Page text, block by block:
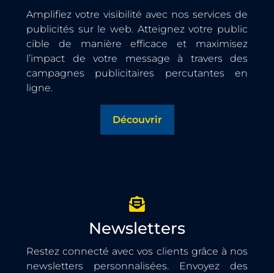
Amplifiez votre visibilité avec nos services de
publicités sur le web. Atteignez votre public
cible de manière efficace et maximisez
l’impact de votre message à travers des
campagnes publicitaires percutantes en
ligne.
Découvrir
Newsletters
Restez connecté avec vos clients grâce à nos
newsletters personnalisées. Envoyez des